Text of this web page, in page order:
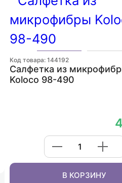
Код товара: 144192
Салфетка из
Koloco 98-490
В КОРЗИНУ